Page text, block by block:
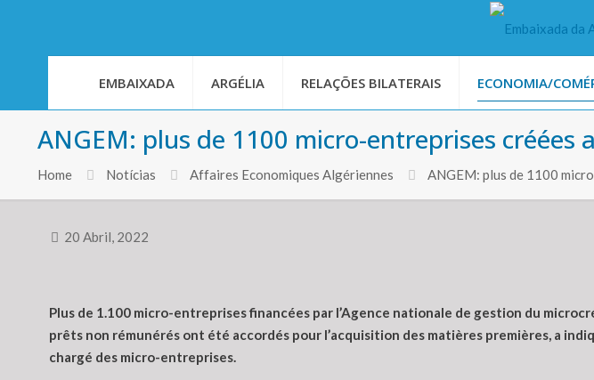
EMBAIXADA ARGÉLIA RELAÇÕES BILATERAIS ECONOMIA/
ANGEM: plus de 1100 micro-entreprises créées
Home Notícias Affaires Economiques Algériennes ANGEM: plus de 1100
20 Abril, 2022
Plus de 1.100 micro-entreprises financées par l’Agence nationale de gestion du
prêts non rémunérés ont été accordés pour l’acquisition des matières premières, a
chargé des micro-entreprises.